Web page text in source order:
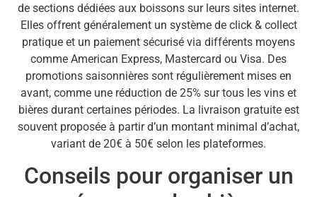
de sections dédiées aux boissons sur leurs sites internet.
Elles offrent généralement un système de click & collect
pratique et un paiement sécurisé via différents moyens
comme American Express, Mastercard ou Visa. Des
promotions saisonnières sont régulièrement mises en
avant, comme une réduction de 25% sur tous les vins et
bières durant certaines périodes. La livraison gratuite est
souvent proposée à partir d’un montant minimal d’achat,
variant de 20€ à 50€ selon les plateformes.
Conseils pour organiser un